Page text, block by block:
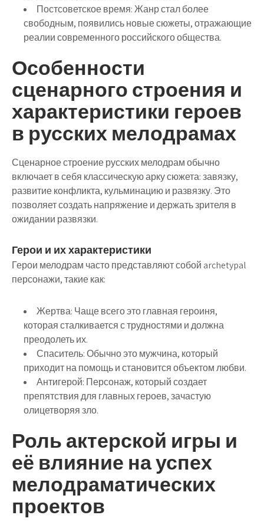
Постсоветское время: Жанр стал более
свободным, появились новые сюжеты, отражающие
реалии современного российского общества.
Особенности
сценарного строения и
характеристики героев
в русских мелодрамах
Сценарное строение русских мелодрам обычно
включает в себя классическую арку сюжета: завязку,
развитие конфликта, кульминацию и развязку. Это
позволяет создать напряжение и держать зрителя в
ожидании развязки.
Герои и их характеристики
Герои мелодрам часто представляют собой archetypal
персонажи, такие как:
Жертва: Чаще всего это главная героиня,
которая сталкивается с трудностями и должна
преодолеть их.
Спаситель: Обычно это мужчина, который
приходит на помощь и становится объектом любви.
Антигерой: Персонаж, который создает
препятствия для главных героев, зачастую
олицетворяя зло.
Роль актерской игры и
её влияние на успех
мелодраматических
проектов